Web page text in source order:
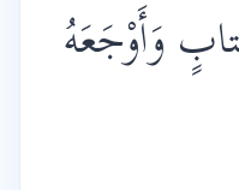
وَأَوْجَعَهُ